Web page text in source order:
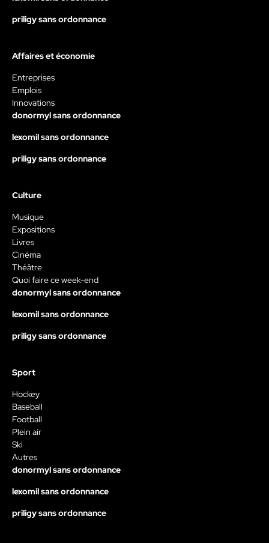
priligy sans ordonnance
Affaires et économie
Entreprises
Emplois
Innovations
donormyl sans ordonnance
lexomil sans ordonnance
priligy sans ordonnance
Culture
Musique
Expositions
Livres
Cinéma
Théâtre
Quoi faire ce week-end
donormyl sans ordonnance
lexomil sans ordonnance
priligy sans ordonnance
Sport
Hockey
Baseball
Football
Plein air
Ski
Autres
donormyl sans ordonnance
lexomil sans ordonnance
priligy sans ordonnance